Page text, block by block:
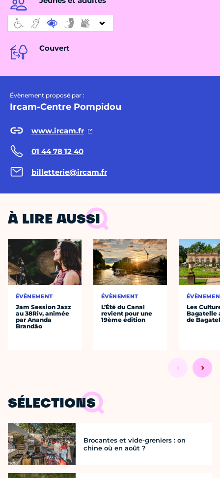
Couvert
Évènement proposé par :
Ircam-Centre Pompidou
www.ircam.fr
01 44 78 12 40
billetterie@ircam.fr
À LIRE AUSSI
ÉVÈNEMENT
Jam Session Jazz
au 38Riv, animée
par Ananda
Brandão
ÉVÈNEMENT
L’Été du Canal
revient pour une
19ème édition
Les
Bagatelle
de
SÉLECTIONS
Brocantes et vide-greniers : on
chine où en août ?